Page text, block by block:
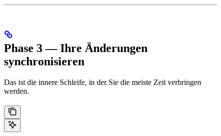
Phase 3 — Ihre Änderungen
synchronisieren
Das ist die innere Schleife, in der Sie die meiste Zeit verbringen
werden.